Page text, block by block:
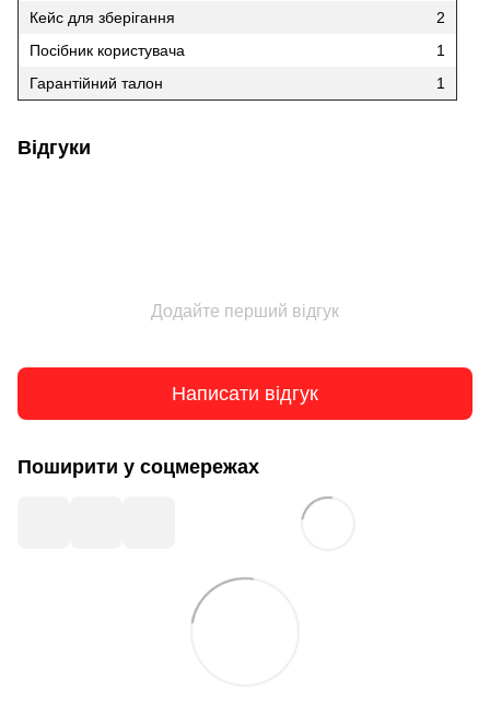
Кейс для зберігання
2
Посібник користувача
1
Гарантійний талон
1
Відгуки
Додайте перший відгук
Написати відгук
Поширити у соцмережах